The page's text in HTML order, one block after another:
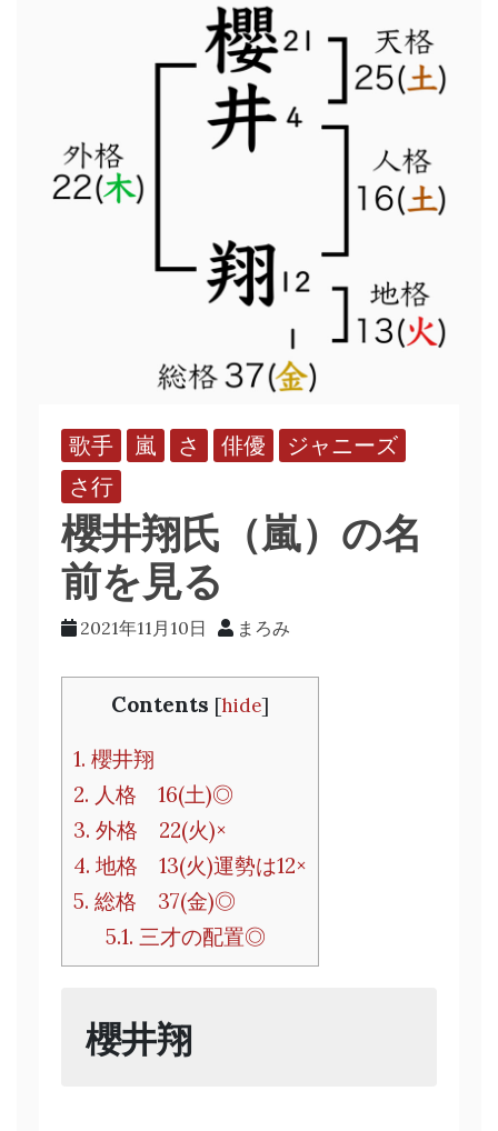
歌手 嵐 さ 俳優
ジャニーズ
さ行
櫻井翔氏（嵐）の名
前を見る
2021年11月10日 まろみ
Contents [hide]
1. 櫻井翔
2. 人格 16(土)◎
3. 外格 22(火)×
4. 地格 13(火)運勢は12×
5. 総格 37(金)◎
5.1. 三才の配置◎
櫻井翔